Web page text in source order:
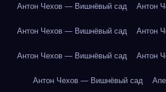
Антон Чехов — Вишнёвый сад Антон
Антон Чехов — Вишнёвый сад Антон
Антон Чехов — Вишнёвый сад Антон
Антон Чехов — Вишнёвый сад